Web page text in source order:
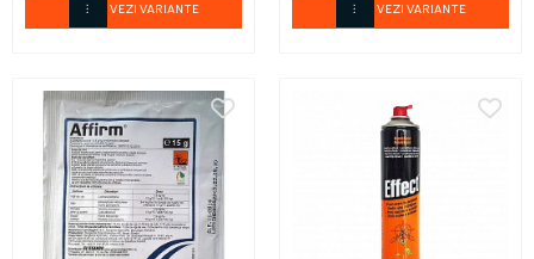
VEZI VARIANTE VEZI VARIANTE